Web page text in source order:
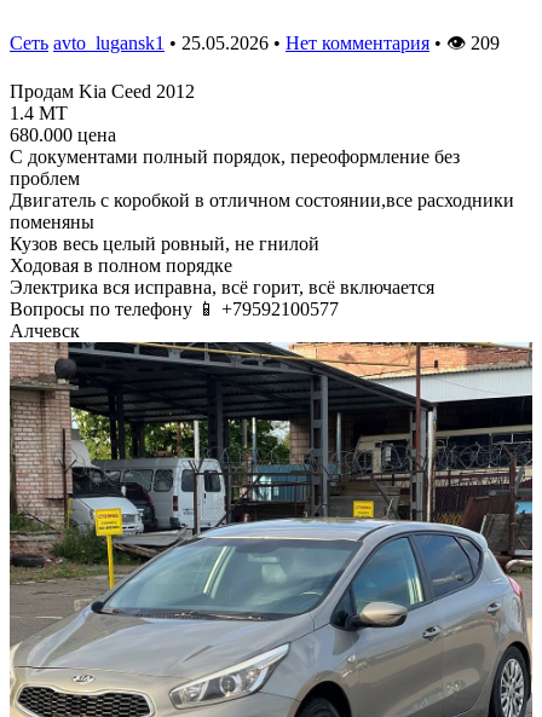
Сеть avto_lugansk1 • 25.05.2026 • Нет комментария • 👁 209
Продам Kia Ceed 2012
1.4 МТ
680.000 цена
С документами полный порядок, переоформление без
проблем
Двигатель с коробкой в отличном состоянии,все расходники
поменяны
Кузов весь целый ровный, не гнилой
Ходовая в полном порядке
Электрика вся исправна, всё горит, всё включается
Вопросы по телефону 📱 +79592100577
Алчевск